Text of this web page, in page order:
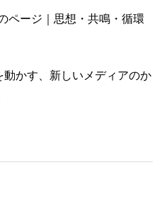
ページ｜思想・共鳴・循環
かす、新しいメディアのか